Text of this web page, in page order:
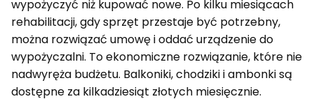
wypożyczyć niż kupować nowe. Po kilku miesiącach
rehabilitacji, gdy sprzęt przestaje być potrzebny,
można rozwiązać umowę i oddać urządzenie do
wypożyczalni. To ekonomiczne rozwiązanie, które nie
nadwyręża budżetu. Balkoniki, chodziki i ambonki są
dostępne za kilkadziesiąt złotych miesięcznie.